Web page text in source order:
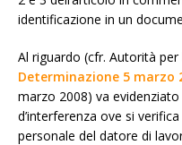
identificazione in un
Al riguardo (cfr. Autorità
Determinazione 5 marzo
marzo 2008) va
d’interferenza ove si
personale del datore di